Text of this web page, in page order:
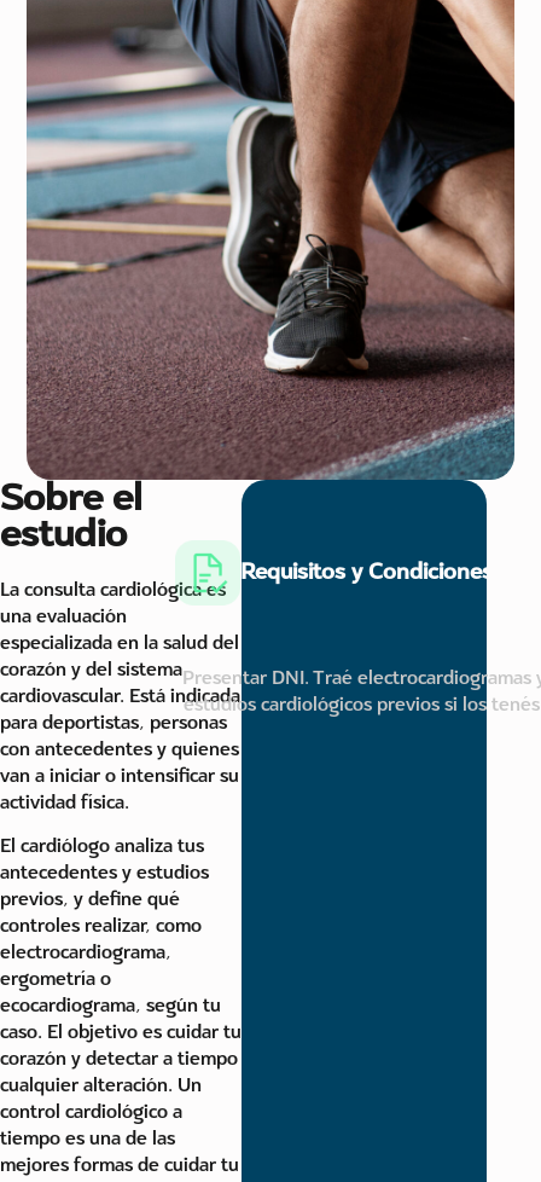
Sobre el
estudio
La consulta cardiológica es
una evaluación
especializada en la salud del
corazón y del sistema
cardiovascular. Está indicada
para deportistas, personas
con antecedentes y quienes
van a iniciar o intensificar su
actividad física.
El cardiólogo analiza tus
antecedentes y estudios
previos, y define qué
controles realizar, como
electrocardiograma,
ergometría o
ecocardiograma, según tu
caso. El objetivo es cuidar tu
corazón y detectar a tiempo
cualquier alteración. Un
control cardiológico a
tiempo es una de las
mejores formas de cuidar tu
Requisitos y Condiciones
Presentar DNI. Traé electrocardiogramas
estudios cardiológicos previos si los